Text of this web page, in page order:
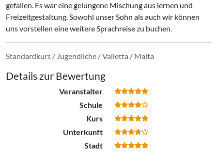
gefallen. Es war eine gelungene Mischung aus lernen und
Freizeitgestaltung. Sowohl unser Sohn als auch wir können
uns vorstellen eine weitere Sprachreise zu buchen.
Standardkurs / Jugendliche / Valletta / Malta
Details zur Bewertung
Veranstalter
Schule
Kurs
Unterkunft
Stadt